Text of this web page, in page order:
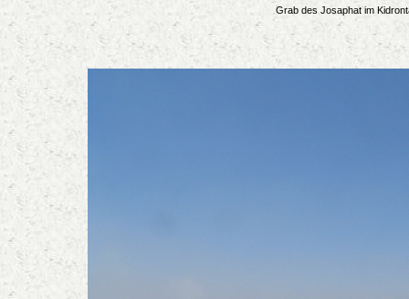
Grab des Josaphat im